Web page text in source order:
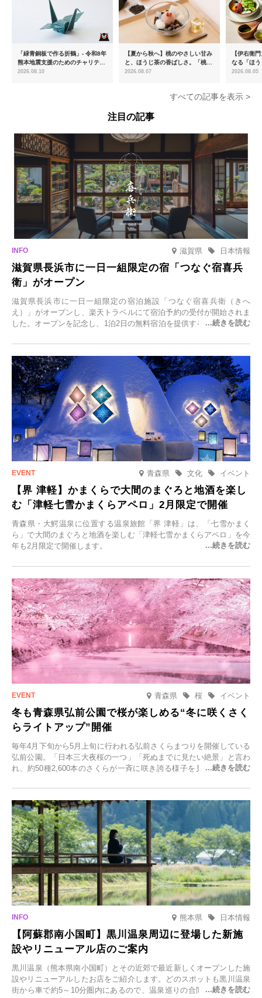
「緑青銅板で作る折鶴」- 令和8年
熊本地震支援のためのチャリティ
ー商品を販売開始
2026.08.10
【夏から秋へ】桃のやさしい甘み
と、ほうじ茶の香ばしさ。「桃と
ほうじ茶のあんみつ」を8月中旬
2026.08.07
【伊右衛
なる「ほ
ける「宇
2026.08.05
すべての記事を表示 >
注目の記事
滋賀県 日本情報
滋賀県長浜市に一日一組限定の宿「つなぐ宿喜兵
衛」がオープン
滋賀県長浜市に一日一組限定の宿泊施設「つなぐ宿喜兵衛（きへ
え）」がオープンし、楽天トラベルにて宿泊予約の受付が開始されま
した。オープンを記念し、1泊2日の無料宿泊を提供するキャンペーン
一組限定の宿だからこそ叶う、大切な人との特別な時間を体験いただ
けます。
青森県 イベント
文化
【界 津軽】かまくらで大間のまぐろと地酒を楽し
む「津軽七雪かまくらアペロ」2月限定で開催
青森県・大鰐温泉に位置する温泉旅館「界 津軽」は、「七雪かまく
ら」で大間のまぐろと地酒を楽しむ「津軽七雪かまくらアペロ」を今
年も2月限定で開催します。
青森県 イベント
桜
冬も青森県弘前公園で桜が楽しめる“冬に咲くさく
らライトアップ”開催
毎年4月下旬から5月上旬に行われる弘前さくらまつりを開催している
弘前公園。「日本三大夜桜の一つ」「死ぬまでに見たい絶景」と言わ
れ、約50種2,600本のさくらが一斉に咲き誇る様子を見に、世界中か
日(月)～2026年2月28日(土)の期間、「冬に咲くさくらライトアップ」
を開催します。
熊本県 日本情報
【阿蘇郡南小国町】黒川温泉周辺に登場した新施
設やリニューアル店のご案内
黒川温泉（熊本県南小国町）とその近郊で最近新しくオープンした施
設やリニューアルしたお店をご紹介します。どのスポットも黒川温泉
街から車で約5～10分圏内にあるので、温泉巡りの合間に気軽に立ち